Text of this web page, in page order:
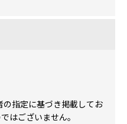
指定に基づき掲載してお
はございません。